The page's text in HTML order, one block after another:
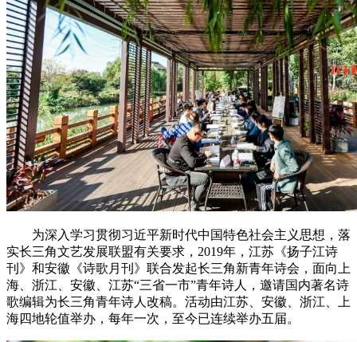
为深入学习贯彻习近平新时代中国特色社会主义思想，落
实长三角文艺发展联盟有关要求，2019年，江苏《扬子江诗
刊》和安徽《诗歌月刊》联合发起长三角新青年诗会，面向上
海、浙江、安徽、江苏“三省一市”青年诗人，邀请国内著名诗
歌编辑为长三角青年诗人改稿。活动由江苏、安徽、浙江、上
海四地轮值举办，每年一次，至今已连续举办五届。